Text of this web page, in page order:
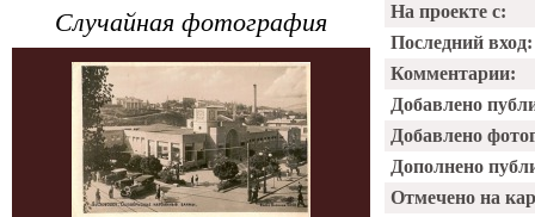
Случайная фотография
На проекте с:
Последний вход:
Комментарии:
Добавлено
Добавлено
Дополнено
Отмечено на